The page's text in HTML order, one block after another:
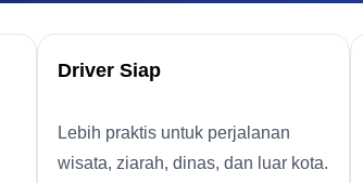
Driver Siap
Lebih praktis untuk perjalanan
wisata, ziarah, dinas, dan luar kota.